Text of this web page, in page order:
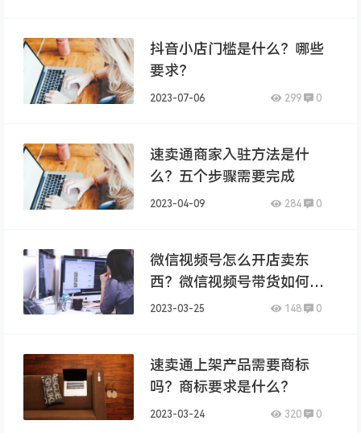
抖音小店门槛是什么？哪些
要求？
2023-07-06 299 0
速卖通商家入驻方法是什
么？五个步骤需要完成
2023-04-09 284 0
微信视频号怎么开店卖东
西？微信视频号带货如何
做？
2023-03-25 148 0
速卖通上架产品需要商标
吗？商标要求是什么？
2023-03-24 320 0